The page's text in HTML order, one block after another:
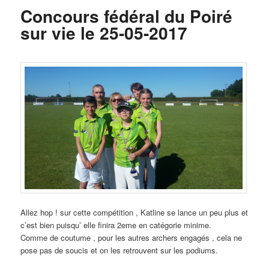
Concours fédéral du Poiré
sur vie le 25-05-2017
Allez hop ! sur cette compétition , Katline se lance un peu plus et
c’est bien puisqu’ elle finira 2eme en catégorie minime.
Comme de coutume , pour les autres archers engagés , cela ne
pose pas de soucis et on les retrouvent sur les podiums.